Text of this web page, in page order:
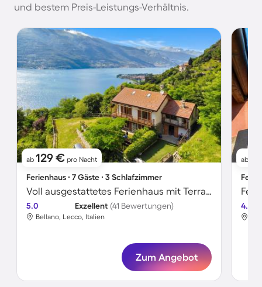
und bestem Preis-Leistungs-Verhältnis.
ab 129 € pro Nacht
Ferienhaus ∙ 7 Gäste ∙ 3 Schlafzimmer
Voll ausgestattetes Ferienhaus mit Terrasse und Garten | Wasserblick
5.0 Exzellent (41 Bewertungen)
Bellano, Lecco, Italien
Zum Angebot
ab
4.3